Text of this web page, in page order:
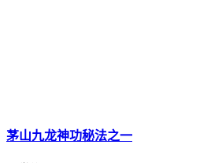
茅山九龙神功秘法之一